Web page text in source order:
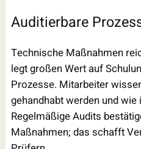
Auditierbare
Technische Maßnahmen
legt großen Wert auf
Prozesse. Mitarbeiter
gehandhabt werden und
Regelmäßige Audits
Maßnahmen; das schafft